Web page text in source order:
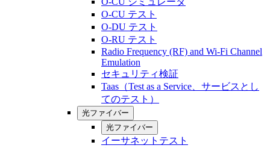
O-CU テスト
O-DU テスト
O-RU テスト
Radio Frequency (RF) and Wi-Fi Channel
Emulation
セキュリティ検証
Taas（Test as a Service、サービスとし
てのテスト）
光ファイバー
光ファイバー
イーサネットテスト